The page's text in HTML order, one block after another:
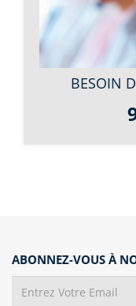
BESOIN
ABONNEZ-VOUS À